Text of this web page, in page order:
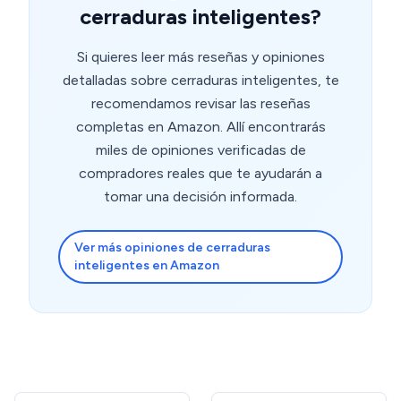
estoy contento con la compra, espero la actualización
cerraduras inteligentes?
Si quieres leer más reseñas y opiniones
detalladas sobre cerraduras inteligentes, te
recomendamos revisar las reseñas
completas en Amazon. Allí encontrarás
miles de opiniones verificadas de
compradores reales que te ayudarán a
tomar una decisión informada.
Ver más opiniones de cerraduras
inteligentes en Amazon